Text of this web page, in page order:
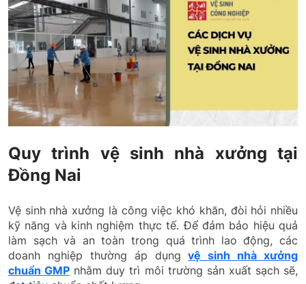
Quy trình vệ sinh nhà xưởng tại
Đồng Nai
Vệ sinh nhà xưởng là công việc khó khăn, đòi hỏi nhiều
kỹ năng và kinh nghiệm thực tế. Để đảm bảo hiệu quả
làm sạch và an toàn trong quá trình lao động, các
doanh nghiệp thường áp dụngvệ sinh nhà xưởng
chuẩn GMP nhằm duy trì môi trường sản xuất sạch sẽ,